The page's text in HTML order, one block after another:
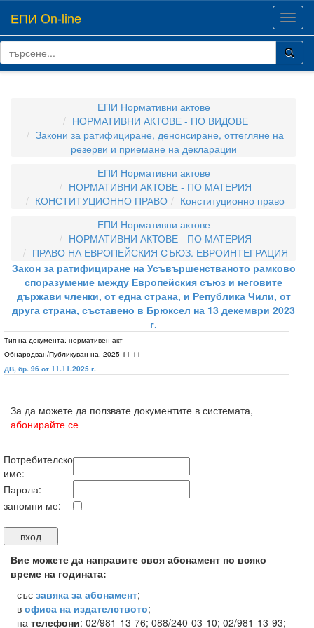
ЕПИ On-line
ЕПИ Нормативни актове
НОРМАТИВНИ АКТОВЕ - ПО ВИДОВЕ
Закони за ратифициране, денонсиране, оттегляне на
резерви и приемане на декларации
ЕПИ Нормативни актове
НОРМАТИВНИ АКТОВЕ - ПО МАТЕРИЯ
КОНСТИТУЦИОННО ПРАВО
Конституционно право
ЕПИ Нормативни актове
НОРМАТИВНИ АКТОВЕ - ПО МАТЕРИЯ
ПРАВО НА ЕВРОПЕЙСКИЯ СЪЮЗ. ЕВРОИНТЕГРАЦИЯ
Закон за ратифициране на Усъвършенстваното рамково
споразумение между Европейския съюз и неговите
държави членки, от една страна, и Република Чили, от
друга страна, съставено в Брюксел на 13 декември 2023
г.
Тип на документа: нормативен акт
Обнародван/Публикуван на: 2025-11-11
ДВ, бр. 96 от 11.11.2025 г.
За да можете да ползвате документите в системата,
абонирайте се
Потребителско
име:
Парола:
запомни ме:
Вие можете да направите своя абонамент по всяко
време на годината:
- със завяка за абонамент;
- в офиса на издателството;
- на телефони: 02/981-13-76; 088/240-03-10; 02/981-13-93;